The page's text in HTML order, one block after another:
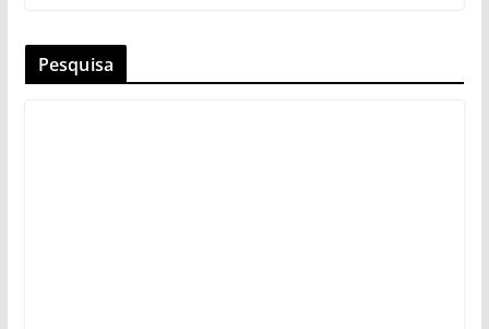
Pesquisa